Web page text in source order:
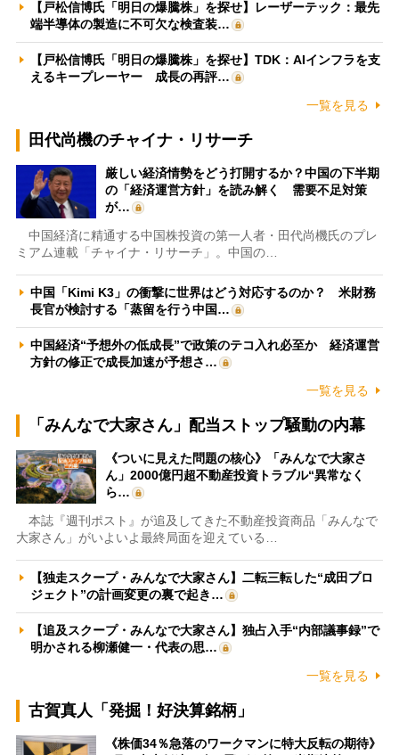
【戸松信博氏「明日の爆騰株」を探せ】レーザーテック：最先
端半導体の製造に不可欠な検査装…
【戸松信博氏「明日の爆騰株」を探せ】TDK：AIインフラを支
えるキープレーヤー 成長の再評…
一覧を見る
田代尚機のチャイナ・リサーチ
厳しい経済情勢をどう打開するか？中国の下半期
の「経済運営方針」を読み解く 需要不足対策
が…
中国経済に精通する中国株投資の第一人者・田代尚機氏のプレ
ミアム連載「チャイナ・リサーチ」。中国の…
中国「Kimi K3」の衝撃に世界はどう対応するのか？ 米財務
長官が検討する「蒸留を行う中国…
中国経済“予想外の低成長”で政策のテコ入れ必至か 経済運営
方針の修正で成長加速が予想さ…
一覧を見る
「みんなで大家さん」配当ストップ騒動の内幕
《ついに見えた問題の核心》「みんなで大家さ
ん」2000億円超不動産投資トラブル“異常なく
ら…
本誌『週刊ポスト』が追及してきた不動産投資商品「みんなで
大家さん」がいよいよ最終局面を迎えている…
【独走スクープ・みんなで大家さん】二転三転した“成田プロ
ジェクト”の計画変更の裏で起き…
【追及スクープ・みんなで大家さん】独占入手“内部議事録”で
明かされる柳瀬健一・代表の思…
一覧を見る
古賀真人「発掘！好決算銘柄」
《株価34％急落のワークマンに特大反転の期待》